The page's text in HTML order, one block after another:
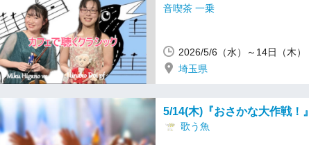
音喫茶 一乗
2026/5/6（水）～14日（木）
埼玉県
5/14(木)『おさかな大作戦！』
歌う魚